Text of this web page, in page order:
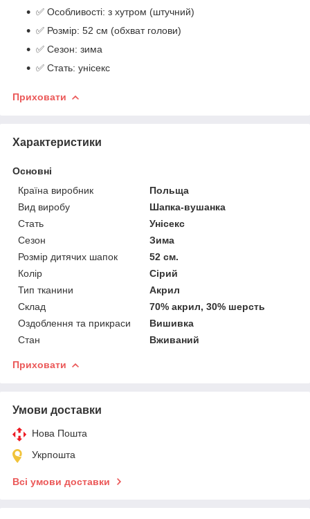
✅ Особливості: з хутром (штучний)
✅ Розмір: 52 см (обхват голови)
✅ Сезон: зима
✅ Стать: унісекс
Приховати
Характеристики
Основні
Країна виробник
Польща
Вид виробу
Шапка-вушанка
Стать
Унісекс
Сезон
Зима
Розмір дитячих шапок
52 см.
Колір
Сірий
Тип тканини
Акрил
Склад
70% акрил, 30% шерсть
Оздоблення та прикраси
Вишивка
Стан
Вживаний
Приховати
Умови доставки
Нова Пошта
Укрпошта
Всі умови доставки